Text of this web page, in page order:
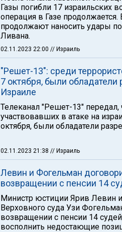
Газы погибли 17 израильских
операция в Газе
продолжают наносить удары
Ливана.
02.11.2023 22:00 // Израиль
"Решет-13": среди
7 октября, были обладатели
Израиле
Телеканал "Решет-13" передал,
участвовавших в атаке на
октября, были обладатели
02.11.2023 21:38 // Израиль
Левин и Фогельман
возвращении с пенсии 14
Министр юстиции Ярив Левин и
Верховного суда Узи
возвращении с пенсии 14
восполнить недостающие